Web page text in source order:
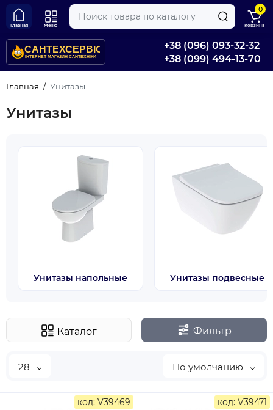
+38 (096) 093-32-32
+38 (099) 494-13-70
Главная Меню
0
Корзина
Главная Унитазы
Унитазы
Унитазы напольные Унитазы подвесные
Каталог Фильтр
28 По умолчанию
код: V39469 код: V39471